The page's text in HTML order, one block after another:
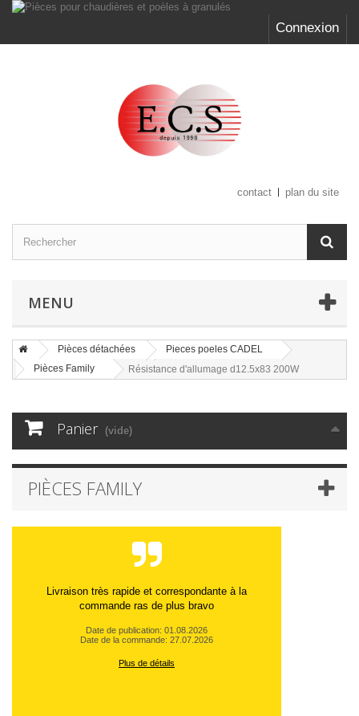
Connexion
contact plan du site
MENU
Pièces détachées
Pieces poeles CADEL
Pièces Family
Résistance d'allumage d12.5x83 200W
Panier (vide)
PIÈCES FAMILY
Livraison très rapide et correspondante à la
commande ras de plus bravo
Date de publication: 01.08.2026
Date de la commande: 27.07.2026
Plus de détails